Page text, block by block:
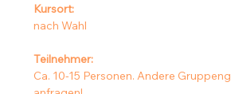
Kursort:
nach Wahl
Teilnehmer:
Ca. 10-15 Personen. Andere